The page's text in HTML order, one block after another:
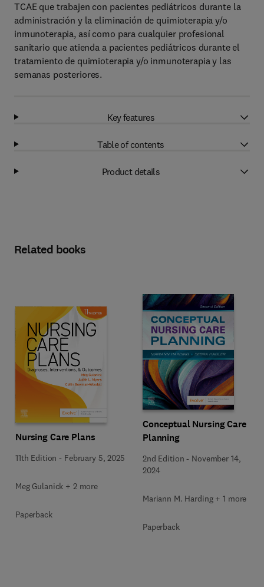
TCAE que trabajen con pacientes pediátricos durante la
administración y la eliminación de quimioterapia y/o
inmunoterapia, así como para cualquier profesional
sanitario que atienda a pacientes pediátricos durante el
tratamiento de quimioterapia y/o inmunoterapia y las
semanas posteriores.
Key features
Table of contents
Product details
Related books
Nursing Care Plans
11th Edition - February 5, 2025
Meg Gulanick + 2 more
Paperback
Conceptual Nursing Care
Planning
2nd Edition - November 14,
2024
Mariann M. Harding + 1 more
Paperback